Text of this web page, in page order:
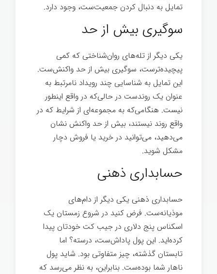
تمایل به دنبال کردن جمعیت‌ست، وجود دارد.
سوگیری بیش از حد
یکی دیگر از تله‌های روان‌شناختی که کمی
پیچیده‌ترست، سوگیری بیش از حد واکنش‌ست.
این تمایل به شناسایی چند رویداد نامرتبط به
عنوان یک روندست در حالی‌که در واقع اینطور
نیست. هنگامی‌که به مجموعه‌ای از شرایط که در
واقع روند نیستند، بیش از حد واکنش نشان
می‌دهید، می‌توانید در خرید یا فروش دچار
مشکل شوید.
حسابداری ذهنی
حسابداری ذهنی یکی دیگر از دام‌های
موذیانه‌ست. فرض کنید در شروع زمستان یک
اسکناس پنج دلاری در جیب کت خودتان پیدا
کرده‌اید. این پول پاداش‌ست، درسته؟ اما
تابستان گذشته، چیز متفاوتی بود. شاید پول
ناهار شما بوده‌ست. بنابراین، به نظر می‌رسد که